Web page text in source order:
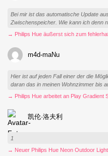
Bei mir ist das automatische Update
Zwischenspeicher. Wie kann ich denn
→ Philips Hue äußerst sich zum
m4d-maNu
Hier ist auf jeden Fall einer der die
daran das in meinen Wohnzimmer bis
→ Philips Hue arbeitet an Play Gradient
凯伦·洛夫利
1
→ Neuer Philips Hue Neon Outdoor